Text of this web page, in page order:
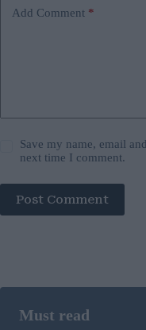
Add Comment *
Save my name, email
next time I comment.
Post Comment